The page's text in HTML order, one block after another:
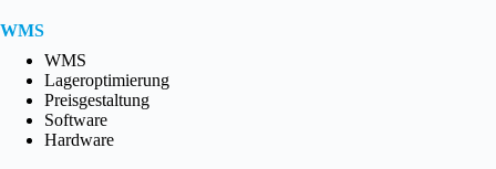
WMS
WMS
Lageroptimierung
Preisgestaltung
Software
Hardware